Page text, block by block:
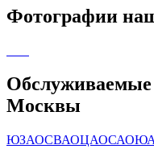
Фотографии
Москвы
ЮЗАОСВАОЦАОСАО